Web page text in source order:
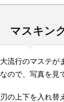
マスキン
大流行のマステが
なので、写真を見
刃の上下を入れ替